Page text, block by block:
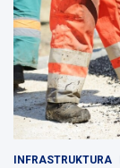
INFRASTRUKTURA